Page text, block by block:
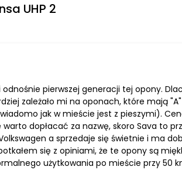
UHP 2
pierwszej generacji tej opony.
zależało mi na oponach, które mają
jak w mieście jest z pieszymi).
warto dopłacać za nazwę, skoro Sava to
a sprzedaje się świetnie i ma
się z opiniami, że te opony są
użytkowania po mieście przy 50